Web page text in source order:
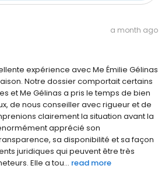
a month ago
expérience avec Me Émilie Gélinas
Notre dossier comportait certains
et Me Gélinas a pris le temps de bien
de nous conseiller avec rigueur et de
clairement la situation avant la
apprécié son
sa disponibilité et sa façon
juridiques qui peuvent être très
Elle a tou... read more